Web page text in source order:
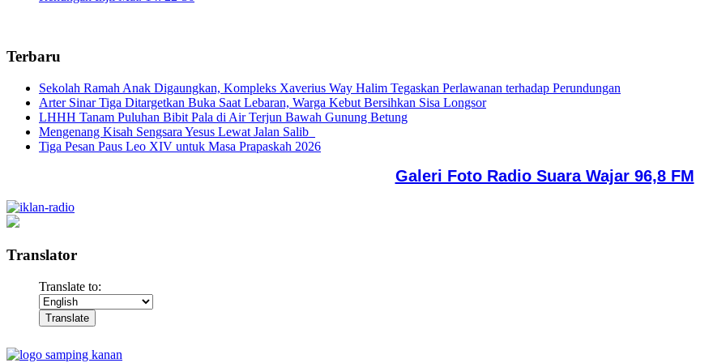
Terbaru
Sekolah Ramah Anak Digaungkan, Kompleks Xaverius Way Halim Tegaskan Perlawanan terhadap Perundungan
Arter Sinar Tiga Ditargetkan Buka Saat Lebaran, Warga Kebut Bersihkan Sisa Longsor
LHHH Tanam Puluhan Bibit Pala di Air Terjun Bawah Gunung Betung
Mengenang Kisah Sengsara Yesus Lewat Jalan Salib
Tiga Pesan Paus Leo XIV untuk Masa Prapaskah 2026
Galeri Foto Radio Suara Wajar 96,8 FM
Translator
Translate to: